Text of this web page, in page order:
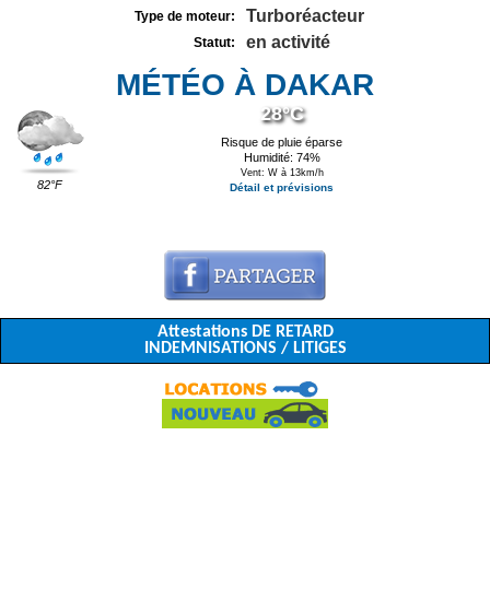
Type de moteur: Turboréacteur
Statut: en activité
MÉTÉO À DAKAR
82°F
28°C
Risque de pluie éparse
Humidité: 74%
Vent: W à 13km/h
Détail et prévisions
Attestations DE RETARD
INDEMNISATIONS / LITIGES